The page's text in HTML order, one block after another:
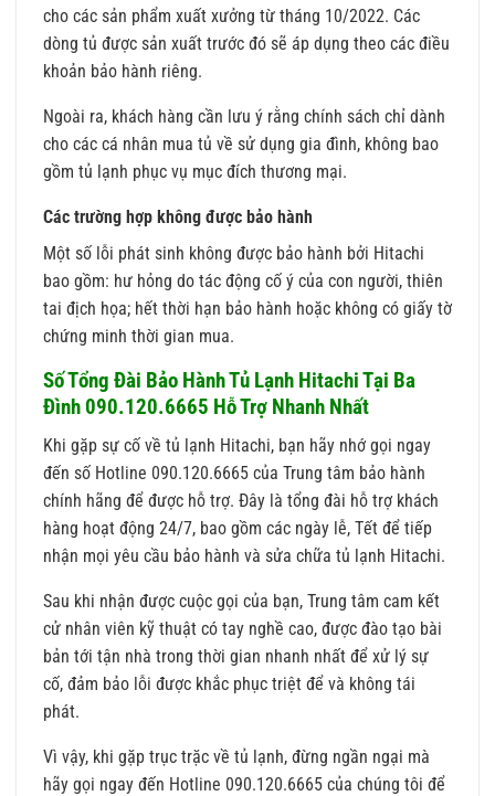
cho các sản phẩm xuất xưởng từ tháng 10/2022. Các
dòng tủ được sản xuất trước đó sẽ áp dụng theo các điều
khoản bảo hành riêng.
Ngoài ra, khách hàng cần lưu ý rằng chính sách chỉ dành
cho các cá nhân mua tủ về sử dụng gia đình, không bao
gồm tủ lạnh phục vụ mục đích thương mại.
Các trường hợp không được bảo hành
Một số lỗi phát sinh không được bảo hành bởi Hitachi
bao gồm: hư hỏng do tác động cố ý của con người, thiên
tai địch họa; hết thời hạn bảo hành hoặc không có giấy tờ
chứng minh thời gian mua.
Số Tổng Đài Bảo Hành Tủ Lạnh Hitachi Tại Ba
Đình 090.120.6665 Hỗ Trợ Nhanh Nhất
Khi gặp sự cố về tủ lạnh Hitachi, bạn hãy nhớ gọi ngay
đến số Hotline 090.120.6665 của Trung tâm bảo hành
chính hãng để được hỗ trợ. Đây là tổng đài hỗ trợ khách
hàng hoạt động 24/7, bao gồm các ngày lễ, Tết để tiếp
nhận mọi yêu cầu bảo hành và sửa chữa tủ lạnh Hitachi.
Sau khi nhận được cuộc gọi của bạn, Trung tâm cam kết
cử nhân viên kỹ thuật có tay nghề cao, được đào tạo bài
bản tới tận nhà trong thời gian nhanh nhất để xử lý sự
cố, đảm bảo lỗi được khắc phục triệt để và không tái
phát.
Vì vậy, khi gặp trục trặc về tủ lạnh, đừng ngần ngại mà
hãy gọi ngay đến Hotline 090.120.6665 của chúng tôi để